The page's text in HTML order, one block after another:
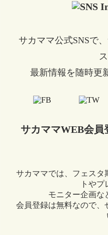
サカママ公式SNSで
最新情報を随時更
サカママWEB会員
サカママでは、フェスタ
トやプ
モニター企画な
会員登録は無料なので、